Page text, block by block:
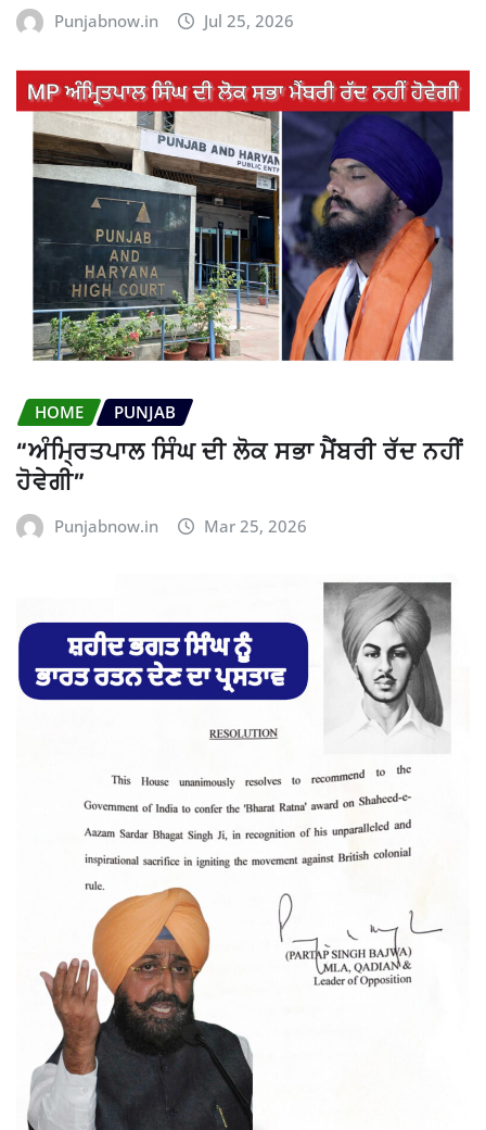
Punjabnow.in Jul 25, 2026
HOME PUNJAB
“ਅੰਮ੍ਰਿਤਪਾਲ ਸਿੰਘ ਦੀ ਲੋਕ ਸਭਾ ਮੈਂਬਰੀ ਰੱਦ ਨਹੀਂ
ਹੋਵੇਗੀ”
Punjabnow.in Mar 25, 2026